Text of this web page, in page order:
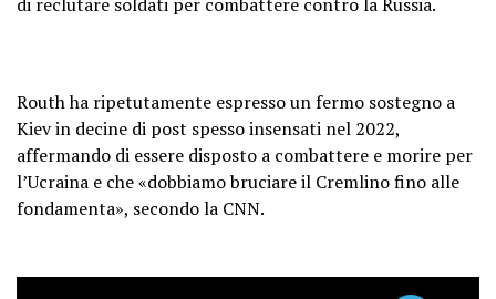
Routh ha ripetutamente espresso un fermo sostegno a
Kiev in decine di post spesso insensati nel 2022,
affermando di essere disposto a combattere e morire per
l’Ucraina e che «dobbiamo bruciare il Cremlino fino alle
fondamenta», secondo la CNN.